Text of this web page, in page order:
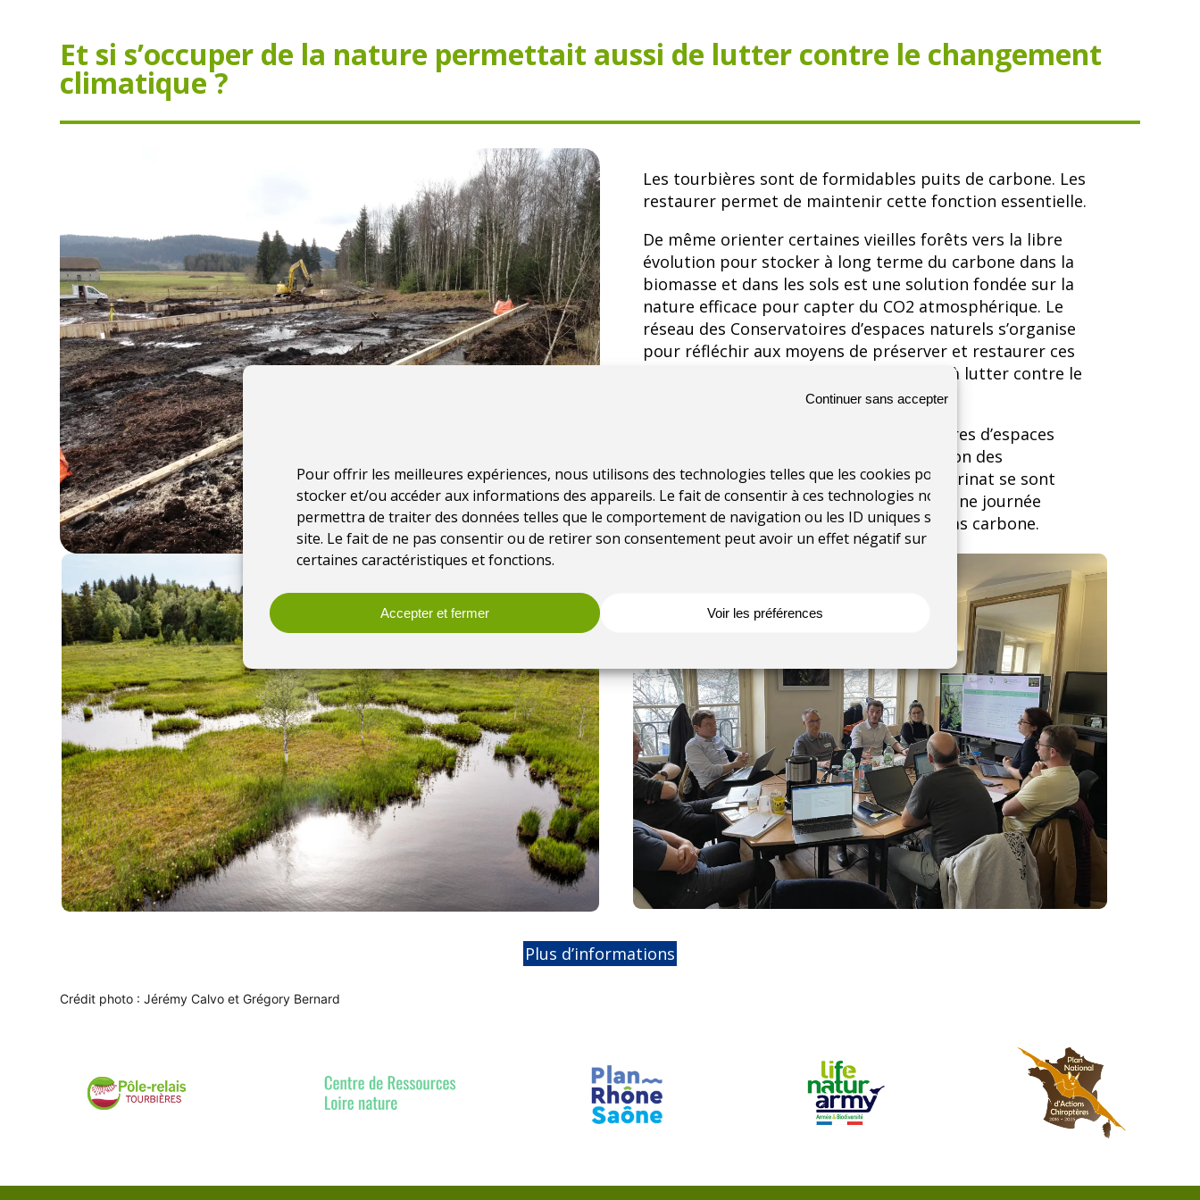
Pour offrir les meilleures expériences, nous utilisons des technologies telles que les cookies pour
stocker et/ou accéder aux informations des appareils. Le fait de consentir à ces technologies nous
permettra de traiter des données telles que le comportement de navigation ou les ID uniques sur ce
site. Le fait de ne pas consentir ou de retirer son consentement peut avoir un effet négatif sur
certaines caractéristiques et fonctions.
Accepter et fermer
Continuer sans accepter
Voir les préférences
Et si s’occuper de la nature permettait aussi de lutter contre le changement
climatique ?
Les tourbières sont de formidables puits de carbone. Les
restaurer permet de maintenir cette fonction essentielle.
De même orienter certaines vieilles forêts vers la libre
évolution pour stocker à long terme du carbone dans la
biomasse et dans les sols est une solution fondée sur la
nature efficace pour capter du CO2 atmosphérique. Le
réseau des Conservatoires d’espaces naturels s’organise
pour réfléchir aux moyens de préserver et restaurer ces
milieux pour contribuer à notre échelle à lutter contre le
changement climatique.
Pour cela les directeurs des Conservatoires d’espaces
naturels, la team carbone de la Fédération des
Conservatoires d’espaces naturels et Patrinat se sont
réunis dans les locaux de Patrinat pour une journée
prospective sur l’utilisation des labels bas carbone.
Plus d’informations
Crédit photo : Jérémy Calvo et Grégory Bernard